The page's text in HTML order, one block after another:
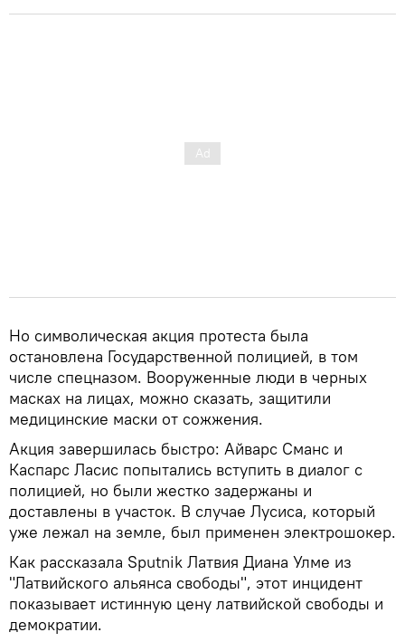
Но символическая акция протеста была
остановлена Государственной полицией, в том
числе спецназом. Вооруженные люди в черных
масках на лицах, можно сказать, защитили
медицинские маски от сожжения.
Акция завершилась быстро: Айварс Сманс и
Каспарс Ласис попытались вступить в диалог с
полицией, но были жестко задержаны и
доставлены в участок. В случае Лусиса, который
уже лежал на земле, был применен электрошокер.
Как рассказала Sputnik Латвия Диана Улме из
"Латвийского альянса свободы", этот инцидент
показывает истинную цену латвийской свободы и
демократии.